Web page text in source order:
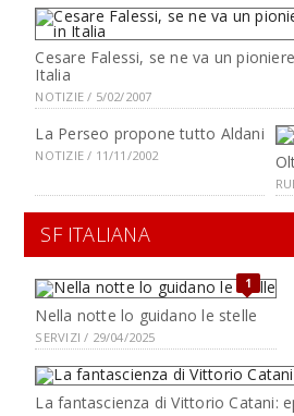
Cesare Falessi, se ne va un
Italia
NOTIZIE / 5/02/2007
La Perseo propone tutto Aldani
NOTIZIE / 11/11/2002
SF ITALIANA
1
Nella notte lo guidano le stelle
SERVIZI / 29/04/2025
La fantascienza di Vittorio Catani: